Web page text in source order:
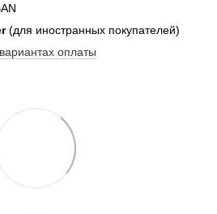
(для иностранных покупателей)
оплаты